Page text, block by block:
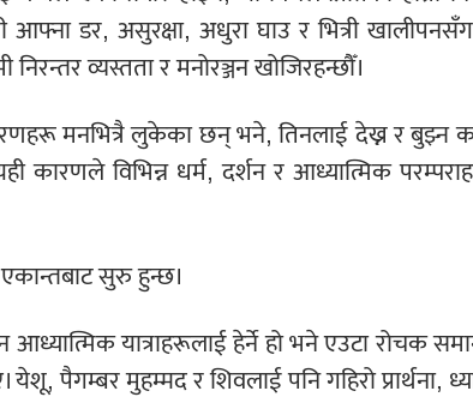
आफ्ना डर, असुरक्षा, अधुरा घाउ र भित्री
निरन्तर व्यस्तता र मनोरञ्जन खोजिरहन्छौँ।
मनभित्रै लुकेका छन् भने, तिनलाई देख्न र बुझ्न
कारणले विभिन्न धर्म, दर्शन र आध्यात्मिक
एकान्तबाट सुरु हुन्छ।
आध्यात्मिक यात्राहरूलाई हेर्ने हो भने एउटा रोचक
येशू, पैगम्बर मुहम्मद र शिवलाई पनि गहिरो प्रार्थना,